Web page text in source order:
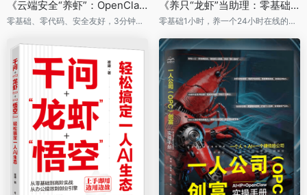
《云端安全“养虾”：OpenClaw从入门实战到生态变现 》
零基础、零代码、安全友好，3分钟快速部署
《养只“龙虾”当助理：零基础玩转Open Claw》
零基础1小时，养一个24小时在线的AI助理